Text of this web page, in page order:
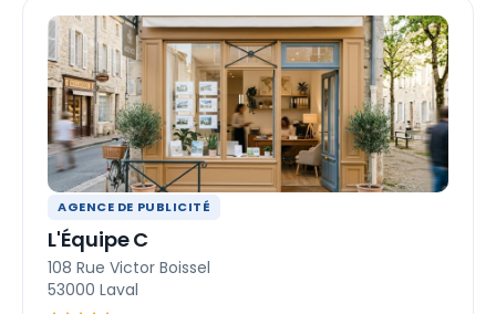
AGENCE DE PUBLICITÉ
L'Équipe C
108 Rue Victor Boissel
53000 Laval